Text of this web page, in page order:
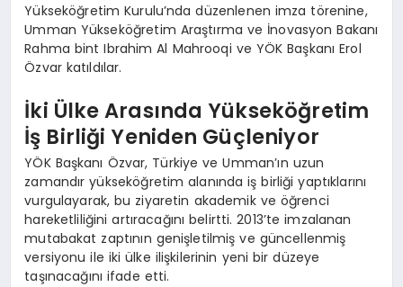
Yükseköğretim Kurulu’nda düzenlenen imza törenine,
Umman Yükseköğretim Araştırma ve İnovasyon Bakanı
Rahma bint Ibrahim Al Mahrooqi ve YÖK Başkanı Erol
Özvar katıldılar.
İki Ülke Arasında Yükseköğretim
İş Birliği Yeniden Güçleniyor
YÖK Başkanı Özvar, Türkiye ve Umman’ın uzun
zamandır yükseköğretim alanında iş birliği yaptıklarını
vurgulayarak, bu ziyaretin akademik ve öğrenci
hareketliliğini artıracağını belirtti. 2013’te imzalanan
mutabakat zaptının genişletilmiş ve güncellenmiş
versiyonu ile iki ülke ilişkilerinin yeni bir düzeye
taşınacağını ifade etti.